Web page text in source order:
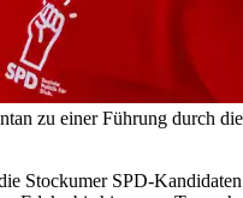
zu einer Führung durch
Stockumer SPD-